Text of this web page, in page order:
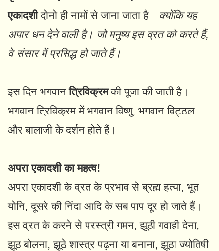
एकादशीदोनो ही नामों से जाना जाता है। क्योंकि यह
अपार धन देने वाली है। जो मनुष्य इस व्रत को करते हैं,
वे संसार में प्रसिद्ध हो जाते हैं।
इस दिन भगवानत्रिविक्रमकी पूजा की जाती है।
भगवान त्रिविक्रम में भगवान विष्णु, भगवान विट्ठल
और बालाजी के दर्शन होते हैं।
अपरा एकादशी का महत्व!
अपरा एकादशी के व्रत के प्रभाव से ब्रह्म हत्या, भू‍त
योनि, दूसरे की निंदा आदि के सब पाप दूर हो जाते हैं।
इस व्रत के करने से परस्त्री गमन, झूठी गवाही देना,
झूठ बोलना, झूठे शास्त्र पढ़ना या बनाना, झूठा ज्योतिषी